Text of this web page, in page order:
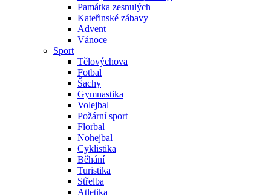
Památka zesnulých
Kateřinské zábavy
Advent
Vánoce
Sport
Tělovýchova
Fotbal
Šachy
Gymnastika
Volejbal
Požární sport
Florbal
Nohejbal
Cyklistika
Běhání
Turistika
Střelba
Atletika